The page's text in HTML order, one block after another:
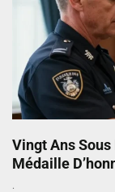
Vingt Ans Sous
Médaille